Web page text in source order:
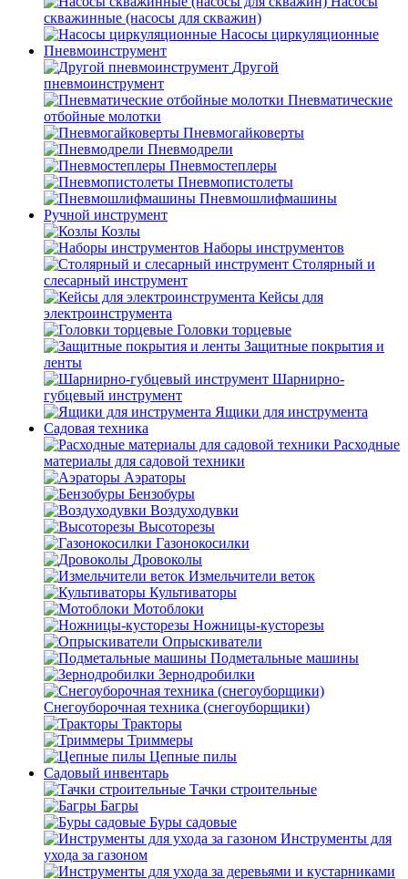
скважинные (насосы для скважин)
Насосы циркуляционные
Пневмоинструмент
Другой
пневмоинструмент
Пневматические
отбойные молотки
Пневмогайковерты
Пневмодрели
Пневмостеплеры
Пневмопистолеты
Пневмошлифмашины
Ручной инструмент
Козлы
Наборы инструментов
Столярный и
слесарный инструмент
Кейсы для
электроинструмента
Головки торцевые
Защитные покрытия и
ленты
Шарнирно-
губцевый инструмент
Ящики для инструмента
Садовая техника
Расходные
материалы для садовой техники
Аэраторы
Бензобуры
Воздуходувки
Высоторезы
Газонокосилки
Дровоколы
Измельчители веток
Культиваторы
Мотоблоки
Ножницы-кусторезы
Опрыскиватели
Подметальные машины
Зернодробилки
Снегоуборочная техника (снегоуборщики)
Тракторы
Триммеры
Цепные пилы
Садовый инвентарь
Тачки строительные
Багры
Буры садовые
Инструменты для
ухода за газоном